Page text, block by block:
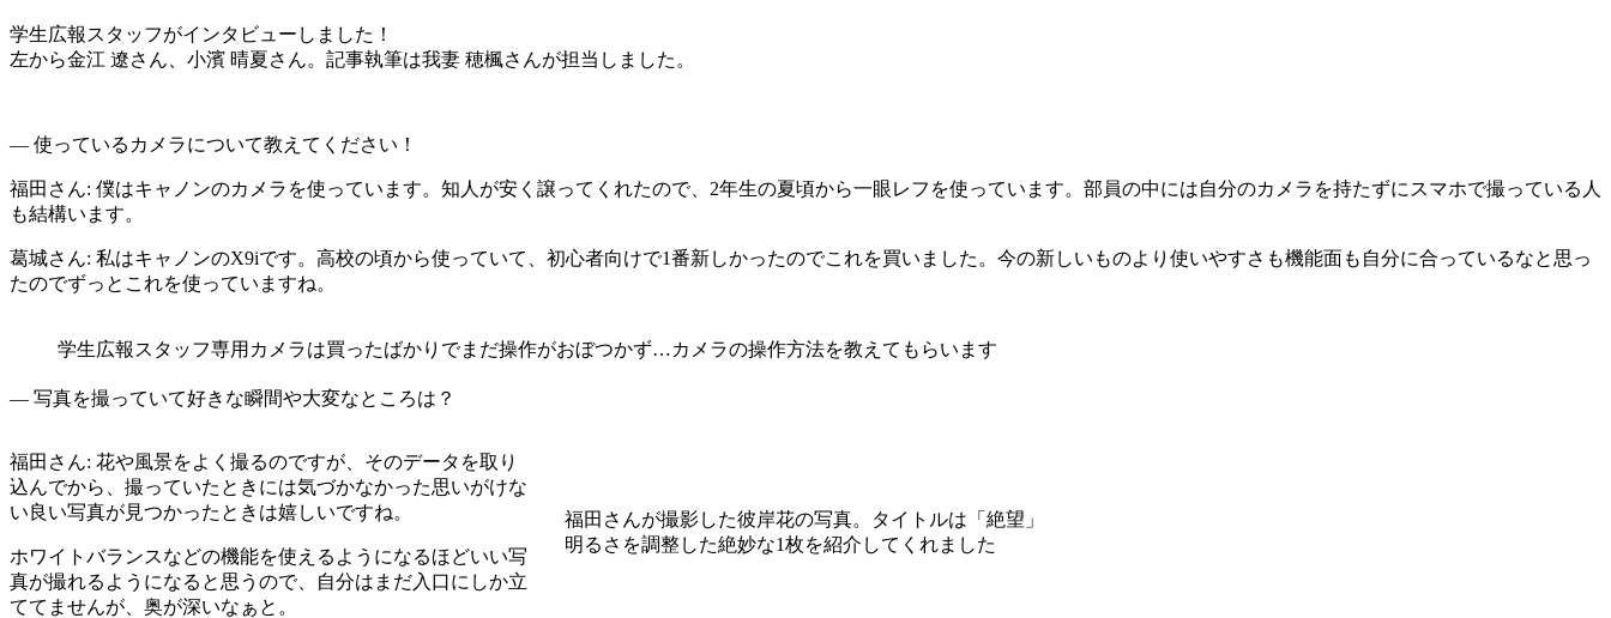
学生広報スタッフがインタビューしました！
左から金江 遼さん、小濱 晴夏さん。記事執筆は我妻 穂楓さんが担当しました。
― 使っているカメラについて教えてください！
福田さん: 僕はキャノンのカメラを使っています。知人が安く譲ってくれたので、2年生の夏頃から一眼レフを使っています。部員の中には自分のカメラを持たずにスマホで撮っている人
も結構います。
葛城さん: 私はキャノンのX9iです。高校の頃から使っていて、初心者向けで1番新しかったのでこれを買いました。今の新しいものより使いやすさも機能面も自分に合っているなと思っ
たのでずっとこれを使っていますね。
学生広報スタッフ専用カメラは買ったばかりでまだ操作がおぼつかず…カメラの操作方法を教えてもらいます
― 写真を撮っていて好きな瞬間や大変なところは？
福田さん: 花や風景をよく撮るのですが、そのデータを取り
込んでから、撮っていたときには気づかなかった思いがけな
い良い写真が見つかったときは嬉しいですね。
ホワイトバランスなどの機能を使えるようになるほどいい写
真が撮れるようになると思うので、自分はまだ入口にしか立
ててませんが、奥が深いなぁと。
福田さんが撮影した彼岸花の写真。タイトルは「絶望」
明るさを調整した絶妙な1枚を紹介してくれました